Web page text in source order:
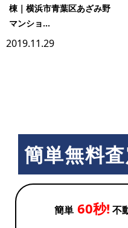
棟｜横浜市青葉区あざみ野
マンショ...
2019.11.29
簡単無料
簡単 60秒! 不